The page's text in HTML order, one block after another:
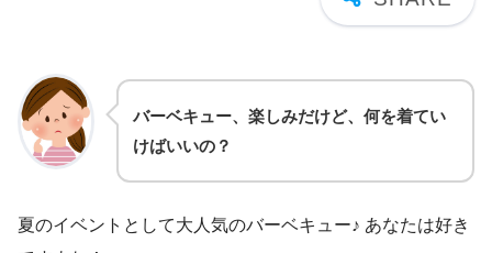
バーベキュー、楽しみだけど、何を着てい
けばいいの？
夏のイベントとして大人気のバーベキュー♪ あなたは好き